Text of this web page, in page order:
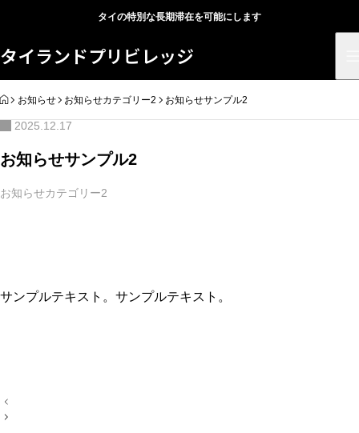
タイの特別な長期滞在を可能にします
タイランドプリビレッジ
HOME
お知らせ お知らせカテゴリー2 お知らせサンプル2
2025.12.17
お知らせサンプル2
お知らせカテゴリー2
サンプルテキスト。サンプルテキスト。
投
稿